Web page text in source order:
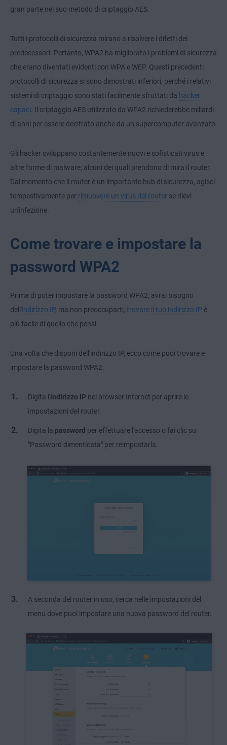
gran parte nel suo metodo di criptaggio AES.
Tutti i protocolli di sicurezza mirano a risolvere i difetti dei
predecessori. Pertanto, WPA2 ha migliorato i problemi di sicurezza
che erano diventati evidenti con WPA e WEP. Questi precedenti
protocolli di sicurezza si sono dimostrati inferiori, perché i relativi
sistemi di criptaggio sono stati facilmente sfruttati da hacker
capaci. Il criptaggio AES utilizzato da WPA2 richiederebbe miliardi
di anni per essere decifrato anche da un supercomputer avanzato.
Gli hacker sviluppano costantemente nuovi e sofisticati virus e
altre forme di malware, alcuni dei quali prendono di mira il router.
Dal momento che il router è un importante hub di sicurezza, agisci
tempestivamente per rimuovere un virus del router se rilevi
un'infezione.
Come trovare e impostare la
password WPA2
Prima di poter impostare la password WPA2, avrai bisogno
dell'indirizzo IP, ma non preoccuparti, trovare il tuo indirizzo IP è
più facile di quello che pensi.
Una volta che disponi dell'indirizzo IP, ecco come puoi trovare e
impostare la password WPA2:
Digita l'indirizzo IP nel browser Internet per aprire le
impostazioni del router.
Digita la password per effettuare l'accesso o fai clic su
"Password dimenticata" per reimpostarla.
A seconda del router in uso, cerca nelle impostazioni del
menu dove puoi impostare una nuova password del router.